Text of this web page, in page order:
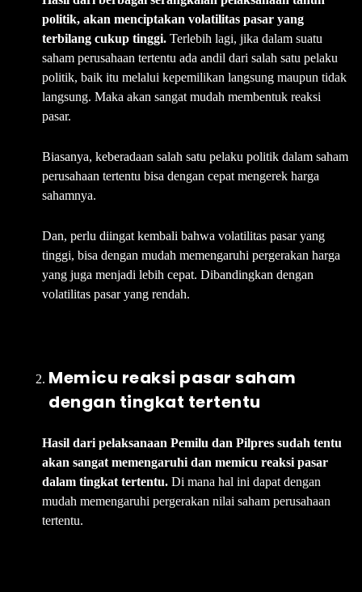
politik, akan menciptakan volatilitas pasar yang
terbilang cukup tinggi. Terlebih lagi, jika dalam suatu
saham perusahaan tertentu ada andil dari salah satu pelaku
politik, baik itu melalui kepemilikan langsung maupun tidak
langsung. Maka akan sangat mudah membentuk reaksi
pasar.
Biasanya, keberadaan salah satu pelaku politik dalam saham
perusahaan tertentu bisa dengan cepat mengerek harga
sahamnya.
Dan, perlu diingat kembali bahwa volatilitas pasar yang
tinggi, bisa dengan mudah memengaruhi pergerakan harga
yang juga menjadi lebih cepat. Dibandingkan dengan
volatilitas pasar yang rendah.
Memicu reaksi pasar saham
dengan tingkat tertentu
Hasil dari pelaksanaan Pemilu dan Pilpres sudah tentu
akan sangat memengaruhi dan memicu reaksi pasar
dalam tingkat tertentu. Di mana hal ini dapat dengan
mudah memengaruhi pergerakan nilai saham perusahaan
tertentu.